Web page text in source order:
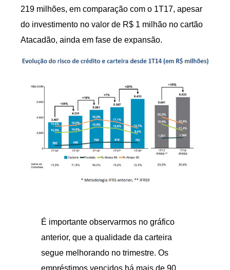
219 milhões, em comparação com o 1T17, apesar
do investimento no valor de R$ 1 milhão no cartão
Atacadão, ainda em fase de expansão.
É importante observarmos no gráfico
anterior, que a qualidade da carteira
segue melhorando no trimestre. Os